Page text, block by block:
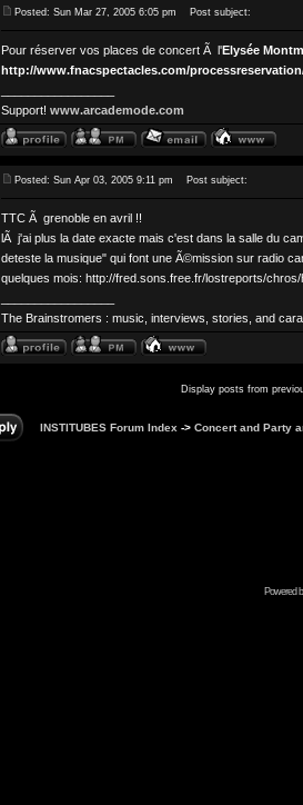
Posted: Sun Mar 27, 2005 6:05 pm Post subject:
Pour réserver vos places de concert Ã l'Elysée
http://www.fnacspectacles.com/
Support! www.arcademode.com
Posted: Sun Apr 03, 2005 9:11 pm Post subject:
TTC Ã grenoble en avril !!
lÃ j'ai plus la date exacte mais c'est dans la salle du
deteste la musique" qui font une Ã©mission sur radio
quelques mois: http://fred.sons.free.fr/lostreports/
The Brainstromers : music, interviews, stories, and
Display posts from
INSTITUBES Forum Index -> Concert and Party
Powered